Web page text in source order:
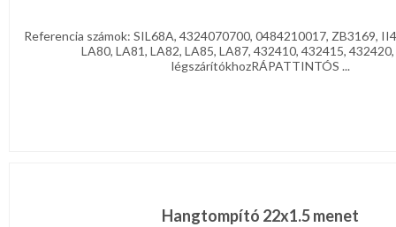
Referencia számok: SIL68A, 4324070700, 0484210017, ZB3169,
LA80, LA81, LA82, LA85, LA87, 432410, 432415,
légszárítókhozRÁPATTINTÓS ...
Hangtompító 22x1.5 menet